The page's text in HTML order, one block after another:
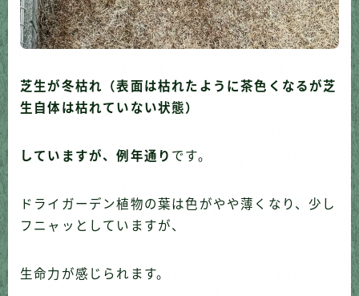
芝生が冬枯れ（表面は枯れたように茶色くなるが芝
生自体は枯れていない状態）
していますが、例年通り です。
ドライガーデン植物の葉は色がやや薄くなり、少し
フニャッとしていますが、
生命力が感じられます。